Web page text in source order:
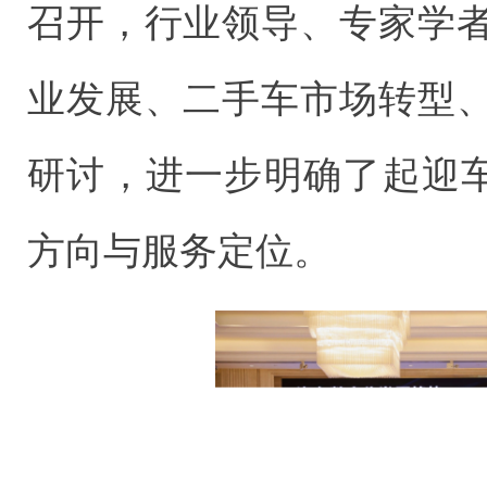
召开，行业领导、专家学
业发展、二手车市场转型
研讨，进一步明确了起迎
方向与服务定位。